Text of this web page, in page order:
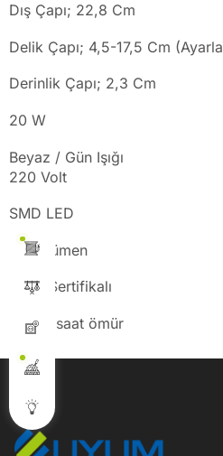
Dış Çapı; 22,8 Cm
Delik Çapı; 4,5-17,5 Cm
Derinlik Çapı; 2,3 Cm
20 W
Beyaz / Gün Işığı
220 Volt
SMD LED
1560 lümen
IP 20 Sertifikalı
15000 saat ömür